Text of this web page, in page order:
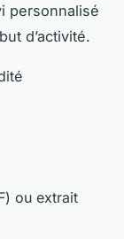
personnalisé
d’activité.
ou extrait